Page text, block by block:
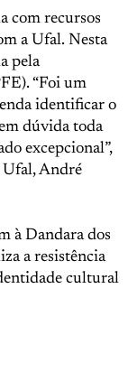
com recursos
a Ufal. Nesta
pela
“Foi um
identificar o
dúvida toda
excepcional”,
Ufal, André
à Dandara dos
a resistência
cultural